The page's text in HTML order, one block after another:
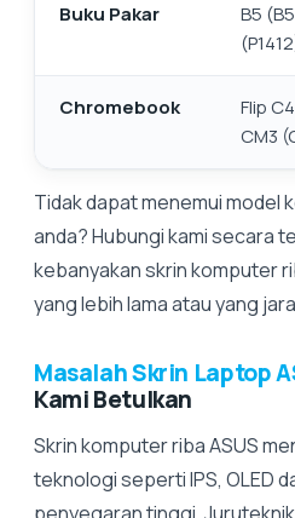
Buku Pakar
B5
Chromebook
Flip
CM3
Tidak dapat menemui model
anda? Hubungi kami secara
kebanyakan skrin komputer
yang lebih lama atau yang
Masalah Skrin Laptop
Kami Betulkan
Skrin komputer riba ASUS
teknologi seperti IPS, OLED